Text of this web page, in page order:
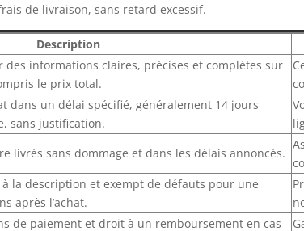
de livraison, sans retard excessif.
Description
des informations claires, précises et complètes sur
le prix total.
dans un délai spécifié, généralement 14 jours
sans justification.
livrés sans dommage et dans les délais annoncés.
la description et exempt de défauts pour une
après l’achat.
de paiement et droit à un remboursement en cas